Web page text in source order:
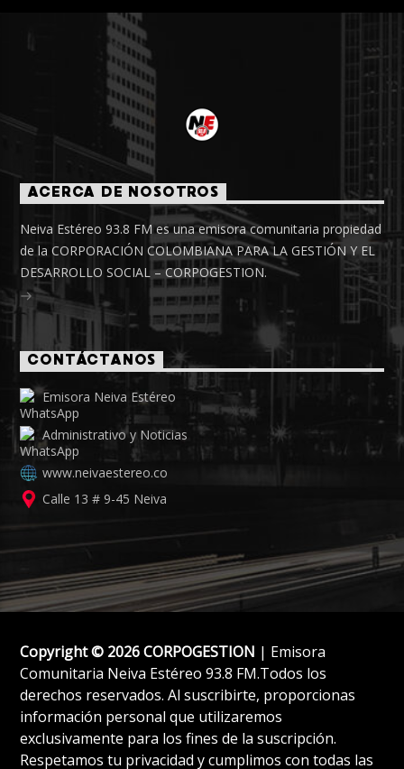
ACERCA DE NOSOTROS
Neiva Estéreo 93.8 FM es una emisora comunitaria propiedad
de la CORPORACIÓN COLOMBIANA PARA LA GESTIÓN Y EL
DESARROLLO SOCIAL – CORPOGESTION.
CONTÁCTANOS
Emisora Neiva Estéreo
Administrativo y Noticias
www.neivaestereo.co
Calle 13 # 9-45 Neiva
Copyright © 2026 CORPOGESTION | Emisora
Comunitaria Neiva Estéreo 93.8 FM.Todos los
derechos reservados. Al suscribirte, proporcionas
información personal que utilizaremos
exclusivamente para los fines de la suscripción.
Respetamos tu privacidad y cumplimos con todas las